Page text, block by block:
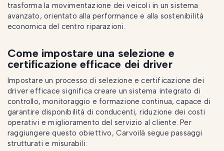
trasforma la movimentazione dei veicoli in un sistema
avanzato, orientato alla performance e alla sostenibilità
economica del centro riparazioni.
Come impostare una selezione e
certificazione efficace dei driver
Impostare un processo di selezione e certificazione dei
driver efficace significa creare un sistema integrato di
controllo, monitoraggio e formazione continua, capace di
garantire disponibilità di conducenti, riduzione dei costi
operativi e miglioramento del servizio al cliente. Per
raggiungere questo obiettivo, Carvoilà segue passaggi
strutturati e misurabili: